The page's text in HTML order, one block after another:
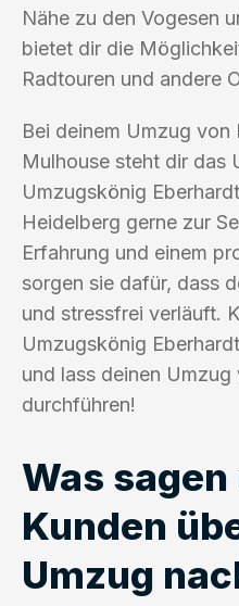
Nähe zu den Vogesen
bietet dir die
Radtouren und andere
Bei deinem Umzug von
Mulhouse steht dir das
Umzugskönig
Heidelberg gerne zur
Erfahrung und einem
sorgen sie dafür, dass
und stressfrei verläuft.
Umzugskönig
und lass deinen Umzug
durchführen!
Was
Kunden
Umzug